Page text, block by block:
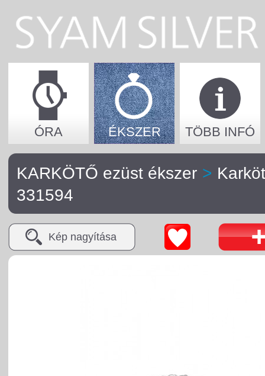
ÓRA ÉKSZER TÖBB INFÓ
KARKÖTŐ ezüst ékszer >
331594
Kép nagyítása